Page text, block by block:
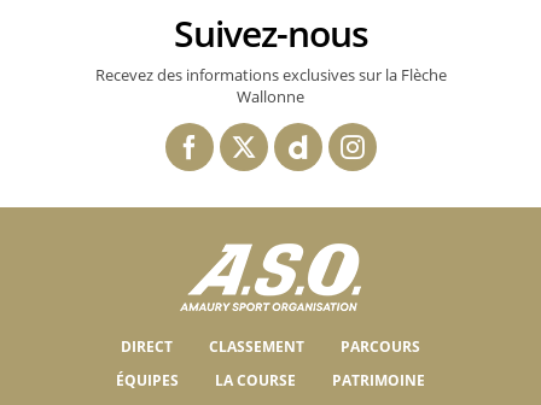
Suivez-nous
Recevez des informations exclusives sur la Flèche
Wallonne
DIRECT CLASSEMENT
PARCOURS
ÉQUIPES
LA COURSE
PATRIMOINE